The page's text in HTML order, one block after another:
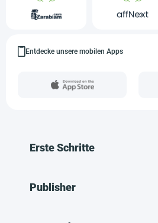
Entdecke unsere mobilen Apps
Erste Schritte
Publisher